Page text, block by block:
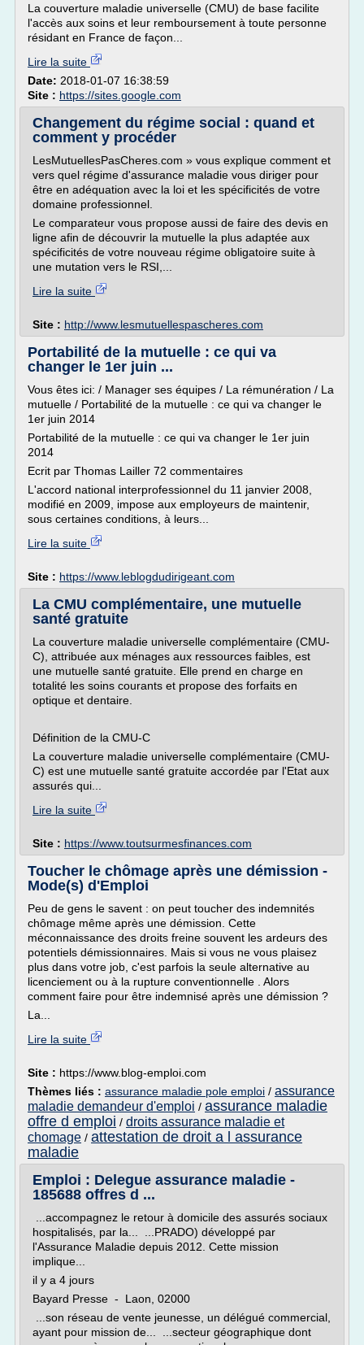
La couverture maladie universelle (CMU) de base facilite
l'accès aux soins et leur remboursement à toute personne
résidant en France de façon...
Lire la suite
Date: 2018-01-07 16:38:59
Site : https://sites.google.com
Changement du régime social : quand et
comment y procéder
LesMutuellesPasCheres.com » vous explique comment et
vers quel régime d'assurance maladie vous diriger pour
être en adéquation avec la loi et les spécificités de votre
domaine professionnel.
Le comparateur vous propose aussi de faire des devis en
ligne afin de découvrir la mutuelle la plus adaptée aux
spécificités de votre nouveau régime obligatoire suite à
une mutation vers le RSI,...
Lire la suite
Site : http://www.lesmutuellespascheres.com
Portabilité de la mutuelle : ce qui va
changer le 1er juin ...
Vous êtes ici: / Manager ses équipes / La rémunération / La
mutuelle / Portabilité de la mutuelle : ce qui va changer le
1er juin 2014
Portabilité de la mutuelle : ce qui va changer le 1er juin
2014
Ecrit par Thomas Lailler 72 commentaires
L'accord national interprofessionnel du 11 janvier 2008,
modifié en 2009, impose aux employeurs de maintenir,
sous certaines conditions, à leurs...
Lire la suite
Site : https://www.leblogdudirigeant.com
La CMU complémentaire, une mutuelle
santé gratuite
La couverture maladie universelle complémentaire (CMU-
C), attribuée aux ménages aux ressources faibles, est
une mutuelle santé gratuite. Elle prend en charge en
totalité les soins courants et propose des forfaits en
optique et dentaire.
Définition de la CMU-C
La couverture maladie universelle complémentaire (CMU-
C) est une mutuelle santé gratuite accordée par l'Etat aux
assurés qui...
Lire la suite
Site : https://www.toutsurmesfinances.com
Toucher le chômage après une démission -
Mode(s) d'Emploi
Peu de gens le savent : on peut toucher des indemnités
chômage même après une démission. Cette
méconnaissance des droits freine souvent les ardeurs des
potentiels démissionnaires. Mais si vous ne vous plaisez
plus dans votre job, c'est parfois la seule alternative au
licenciement ou à la rupture conventionnelle . Alors
comment faire pour être indemnisé après une démission ?
La...
Lire la suite
Site : https://www.blog-emploi.com
Thèmes liés : assurance maladie pole emploi / assurance
maladie demandeur d'emploi / assurance maladie
offre d emploi / droits assurance maladie et
chomage / attestation de droit a l assurance
maladie
Emploi : Delegue assurance maladie -
185688 offres d ...
...accompagnez le retour à domicile des assurés sociaux
hospitalisés, par la... ...PRADO) développé par
l'Assurance Maladie depuis 2012. Cette mission
implique...
il y a 4 jours
Bayard Presse - Laon, 02000
...son réseau de vente jeunesse, un délégué commercial,
ayant pour mission de... ...secteur géographique dont